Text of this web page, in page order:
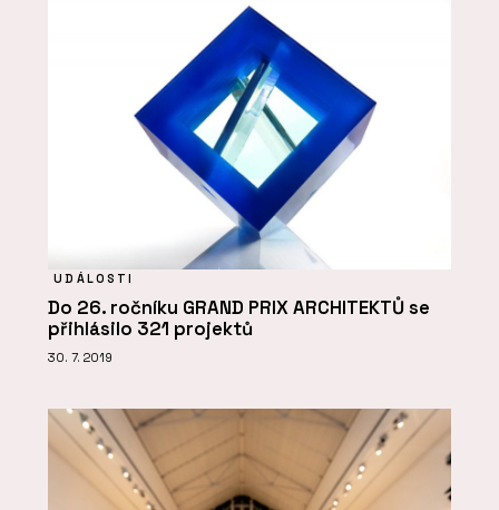
UDÁLOSTI
Do 26. ročníku GRAND PRIX ARCHITEKTŮ se
přihlásilo 321 projektů
30. 7. 2019